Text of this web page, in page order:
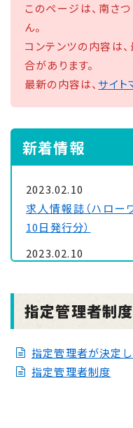
このページは、南さ
ん。
コンテンツの内容は
合があります。
最新の内容は、サイト
新着情報
2023.02.10
求人情報誌（ハロー
10日発行分）
2023.02.10
2023.01.31
受付期間が延長されま
支援事業補助金
2023.01.04
南さつま市配合飼
指定管理者制度
指定管理者が決定し
指定管理者制度